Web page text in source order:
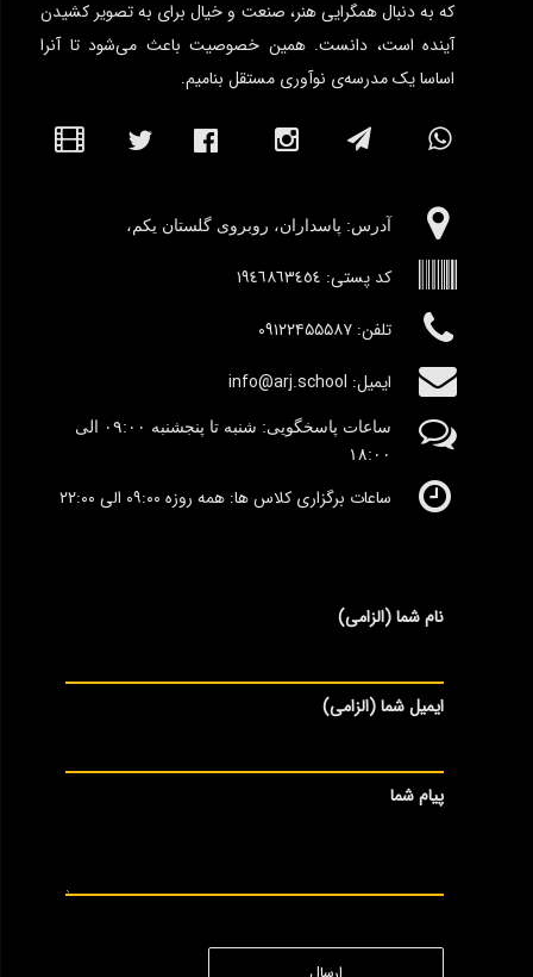
که به دنبال همگرایی هنر، صنعت و خیال برای به تصویر کشیدن
آینده است، دانست. همین خصوصیت باعث می‌شود تا آنرا
اساسا یک مدرسه‌ی نوآوری مستقل بنامیم.
آدرس:‌ پاسداران، روبروی گلستان یکم،
کد پستی: ١٩٤٦٨٦٣٤٥٤
تلفن: ۰۹۱۲۲۴۵۵۵۸۷
ایمیل: info@arj.school
ساعات پاسخگویی: شنبه تا پنجشنبه ٠۹:۰۰ الی
١٨:٠٠
ساعات برگزاری کلاس ها: همه روزه ۰۹:۰۰ الی ۲۲:۰۰
نام شما (الزامی)
ایمیل شما (الزامی)
پیام شما